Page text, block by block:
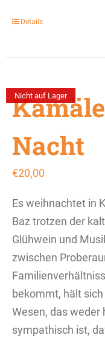
Details
Nicht auf Lager
Nacht
€20,00
Es weihnachtet in
Baz trotzen der
Glühwein und
zwischen
bekommt, hält
Wesen, das weder
sympathisch ist,